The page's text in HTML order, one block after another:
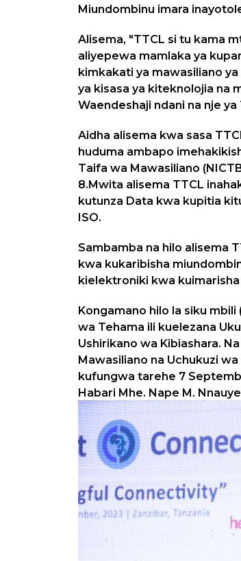
Miundombinu imara
Alisema, "TTCL si tu kama
aliyepewa mamlaka ya
kimkakati ya mawasiliano
ya kisasa ya kiteknolojia na
Waendeshaji ndani na nje ya
Aidha alisema kwa sasa
huduma ambapo
Taifa wa Mawasiliano
8.Mwita alisema TTCL
kutunza Data kwa kupitia
ISO.
Sambamba na hilo alisema
kwa kukaribisha
kielektroniki kwa
Kongamano hilo la siku
wa Tehama ili kuelezana
Ushirikano wa Kibiashara.
Mawasiliano na Uchukuzi
kufungwa tarehe 7
Habari Mhe. Nape M.